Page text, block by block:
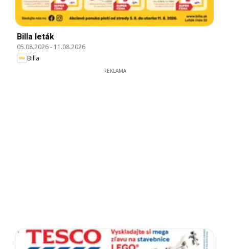
Billa leták
05.08.2026- 11.08.2026
Billa
REKLAMA